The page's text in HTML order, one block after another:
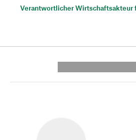
Verantwortlicher Wirtschaftsakteur